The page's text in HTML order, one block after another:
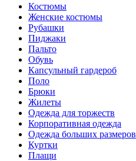
Костюмы
Женские костюмы
Рубашки
Пиджаки
Пальто
Обувь
Капсульный гардероб
Поло
Брюки
Жилеты
Одежда для торжеств
Корпоративная одежда
Одежда больших размеров
Куртки
Плащи